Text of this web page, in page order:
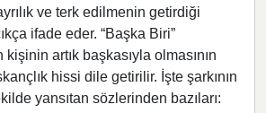
ve terk edilmenin getirdiği
ifade eder. “Başka Biri”
artık başkasıyla olmasının
hissi dile getirilir. İşte şarkının
yansıtan sözlerinden bazıları: